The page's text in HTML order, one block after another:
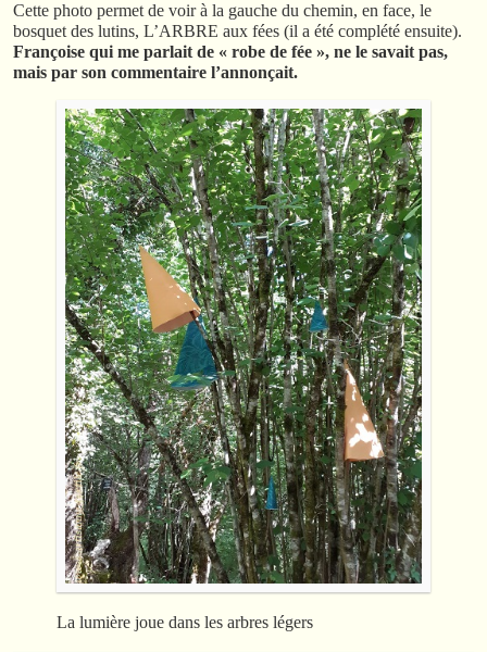
Cette photo permet de voir à la gauche du chemin, en face, le
bosquet des lutins, L’ARBRE aux fées (il a été complété ensuite).
Françoise qui me parlait de « robe de fée », ne le savait pas,
mais par son commentaire l’annonçait.
La lumière joue dans les arbres légers